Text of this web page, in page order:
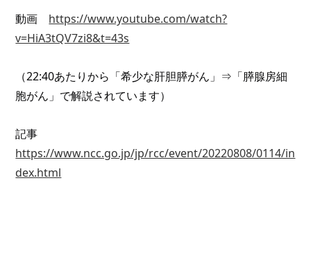
動画 https://www.youtube.com/watch?
v=HiA3tQV7zi8&t=43s
（22:40あたりから「希少な肝胆膵がん」⇒「膵腺房細
胞がん」で解説されています）
https://www.ncc.go.jp/jp/rcc/event/20220808/0114/in
dex.html